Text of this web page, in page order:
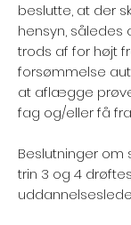
beslutte, at der
hensyn, således
trods af for højt
forsømmelse
at aflægge
fag og/eller få
Beslutninger om
trin 3 og 4